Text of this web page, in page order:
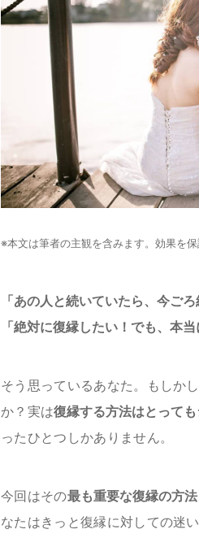
※本文は筆者の主観を含みます。効果を
「あの人と続いていたら、今ご
「絶対に復縁したい！でも、本
そう思っているあなた。もしか
か？実は復縁する方法はとって
ったひとつしかありません。
今回はその最も重要な復縁の方法
なたはきっと復縁に対しての迷